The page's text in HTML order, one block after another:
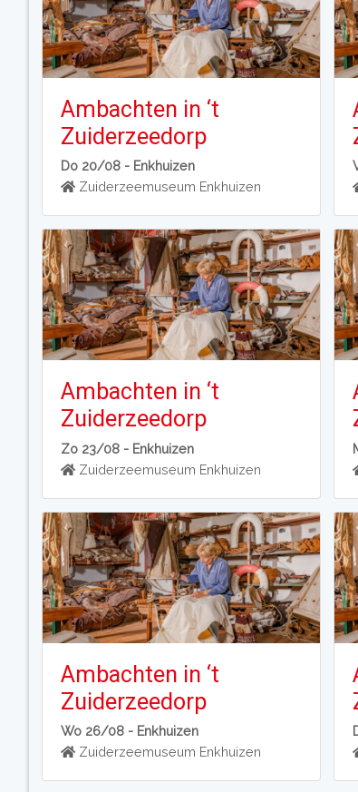
Ambachten in ‘t
Zuiderzeedorp
Do 20/08 - Enkhuizen
Zuiderzeemuseum Enkhuizen
Ambachten in ‘t
Zuiderzeedorp
Zo 23/08 - Enkhuizen
Zuiderzeemuseum Enkhuizen
Ambachten in ‘t
Zuiderzeedorp
Wo 26/08 - Enkhuizen
Zuiderzeemuseum Enkhuizen